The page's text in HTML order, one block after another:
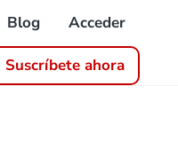
Blog Acceder
Suscríbete ahora